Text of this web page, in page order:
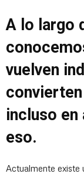
A lo largo
vuelven
incluso en
eso.
Actualmente existe